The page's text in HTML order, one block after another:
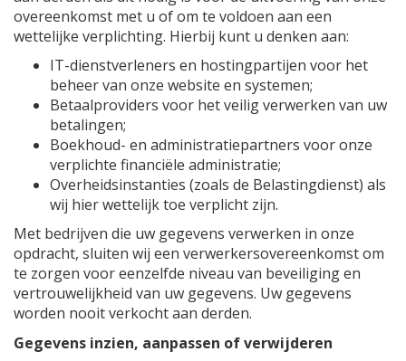
overeenkomst met u of om te voldoen aan een
wettelijke verplichting. Hierbij kunt u denken aan:
IT-dienstverleners en hostingpartijen voor het
beheer van onze website en systemen;
Betaalproviders voor het veilig verwerken van uw
betalingen;
Boekhoud- en administratiepartners voor onze
verplichte financiële administratie;
Overheidsinstanties (zoals de Belastingdienst) als
wij hier wettelijk toe verplicht zijn.
Met bedrijven die uw gegevens verwerken in onze
opdracht, sluiten wij een verwerkersovereenkomst om
te zorgen voor eenzelfde niveau van beveiliging en
vertrouwelijkheid van uw gegevens. Uw gegevens
worden nooit verkocht aan derden.
Gegevens inzien, aanpassen of verwijderen